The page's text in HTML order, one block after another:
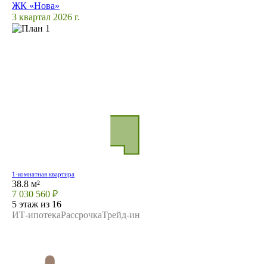
ЖК «Нова»
3 квартал 2026 г.
1-комнатная квартира
38.8 м²
7 030 560 ₽
5 этаж из 16
ИТ-ипотекаРассрочкаТрейд-ин